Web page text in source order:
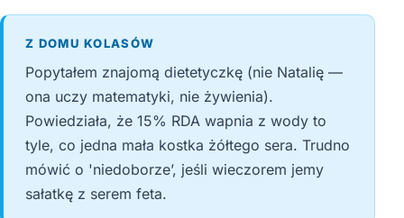
Z DOMU KOLASÓW
Popytałem znajomą dietetyczkę (nie Natalię —
ona uczy matematyki, nie żywienia).
Powiedziała, że 15% RDA wapnia z wody to
tyle, co jedna mała kostka żółtego sera. Trudno
mówić o 'niedoborze’, jeśli wieczorem jemy
sałatkę z serem feta.